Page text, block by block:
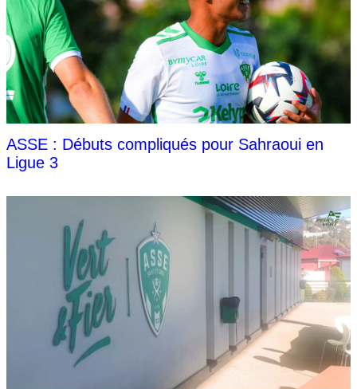
ASSE : Débuts compliqués pour Sahraoui en
Ligue 3